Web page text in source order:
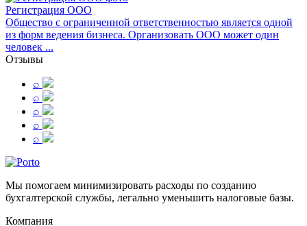
Регистрация ООО
Общество с ограниченной ответственностью является одной
из форм ведения бизнеса. Организовать ООО может один
человек ...
Отзывы
⌕
⌕
⌕
⌕
⌕
Мы помогаем минимизировать расходы по созданию
бухгалтерской службы, легально уменьшить налоговые базы.
Компания